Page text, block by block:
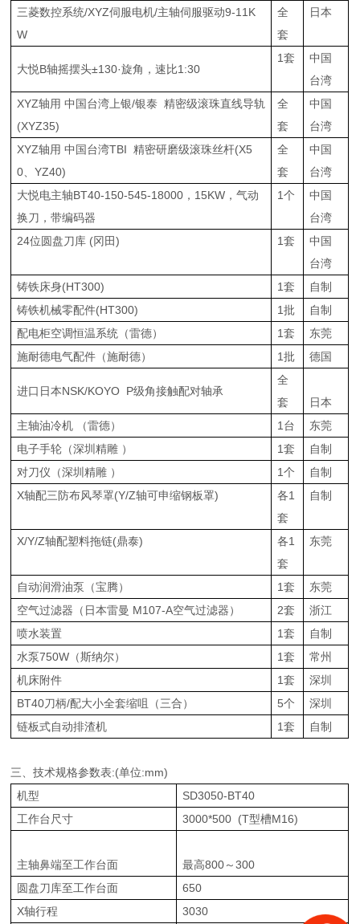
三菱数控系统/XYZ伺服电机/主轴伺服驱动9-11K
W
全
套
日本
大悦B轴摇摆头±130·旋角，速比1:30
1套
中国
台湾
XYZ轴用 中国台湾上银/银泰 精密级滚珠直线导轨
(XYZ35)
全
套
中国
台湾
XYZ轴用 中国台湾TBI 精密研磨级滚珠丝杆(X5
0、YZ40)
全
套
中国
台湾
大悦电主轴BT40-150-545-18000，15KW，气动
换刀，带编码器
1个
中国
台湾
24位圆盘刀库 (冈田)
1套
中国
台湾
铸铁床身(HT300)
1套
自制
铸铁机械零配件(HT300)
1批
自制
配电柜空调恒温系统（雷德）
1套
东莞
施耐德电气配件（施耐德）
1批 德国
进口日本NSK/KOYO P级角接触配对轴承
全
套
日本
主轴油冷机 （雷德）
1台
东莞
电子手轮（深圳精雕 ）
1套
自制
对刀仪（深圳精雕 ）
1个
自制
X轴配三防布风琴罩(Y/Z轴可申缩钢板罩)
各1
套
自制
X/Y/Z轴配塑料拖链(鼎泰)
各1
套
东莞
自动润滑油泵（宝腾） 1套
东莞
空气过滤器（日本雷曼 M107-A空气过滤器）
2套
浙江
喷水装置
1套
自制
水泵750W（斯纳尔）
1套
常州
机床附件
1套
深圳
BT40刀柄/配大小全套缩咀（三合）
5个
深圳
链板式自动排渣机
1套 自制
三、技术规格参数表:(单位:mm)
机型
SD3050-BT40
工作台尺寸
3000*500 (T型槽M16)
主轴鼻端至工作台面
最高800～300
圆盘刀库至工作台面
650
X轴行程
3030